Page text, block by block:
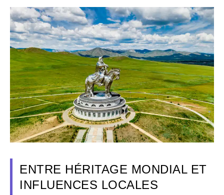
ENTRE HÉRITAGE MONDIAL ET
INFLUENCES LOCALES